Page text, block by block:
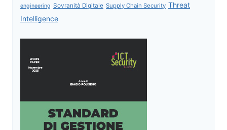
engineering Sovranità Digitale Supply Chain Security Threat
Intelligence